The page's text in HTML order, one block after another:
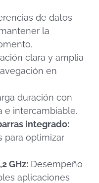
de datos
la
clara y amplia
en
duración con
e intercambiable.
integrado:
para optimizar
GHz: Desempeño
aplicaciones